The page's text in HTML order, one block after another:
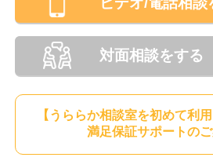
対面相談をする
【うららか相談室を初めて利
満足保証サポートの